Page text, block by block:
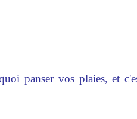
panser vos plaies, et